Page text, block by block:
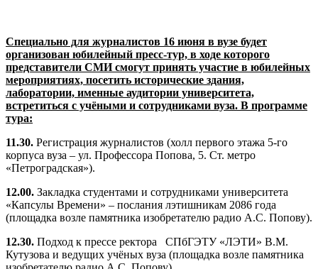
Специально для журналистов 16 июня в вузе будет
организован юбилейный пресс-тур, в ходе которого
представители СМИ смогут принять участие в юбилейных
мероприятиях, посетить исторические здания,
лаборатории, именные аудитории университета,
встретиться с учёными и сотрудниками вуза. В программе
тура:
11.30. Регистрация журналистов (холл первого этажа 5-го
корпуса вуза – ул. Профессора Попова, 5. Ст. метро
«Петроградская»).
12.00. Закладка студентами и сотрудниками университета
«Капсулы Времени» – послания лэтишникам 2086 года
(площадка возле памятника изобретателю радио А.С. Попову).
12.30. Подход к прессе ректора
СПбГЭТУ «ЛЭТИ» В.М.
Кутузова и ведущих учёных вуза (площадка возле памятника